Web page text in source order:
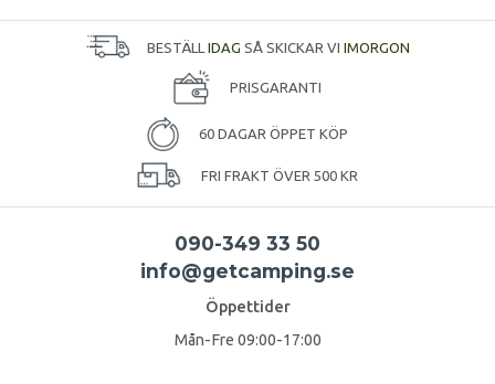
BESTÄLL IDAG SÅ SKICKAR VI IMORGON
PRISGARANTI
60 DAGAR ÖPPET KÖP
FRI FRAKT ÖVER 500 KR
090-349 33 50
info@getcamping.se
Öppettider
Mån-Fre 09:00-17:00